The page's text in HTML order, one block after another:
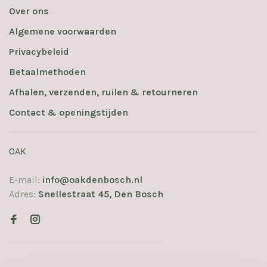
Over ons
Algemene voorwaarden
Privacybeleid
Betaalmethoden
Afhalen, verzenden, ruilen & retourneren
Contact & openingstijden
OAK
E-mail: info@oakdenbosch.nl
Adres: Snellestraat 45, Den Bosch